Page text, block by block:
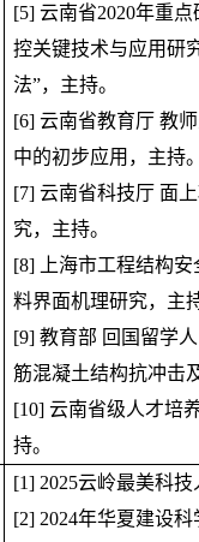
[5] 云南省2020年重
控关键技术与应用研
法”，主持。
[6] 云南省教育厅 教
中的初步应用，主持
[7] 云南省科技厅 面
究，主持。
[8] 上海市工程结构
料界面机理研究，主
[9] 教育部 回国留学
筋混凝土结构抗冲击
[10] 云南省级人才培
持。
[1] 2025云岭最美科技
[2] 2024年华夏建设